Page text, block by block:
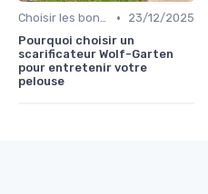
Choisir les bons outils •
23/12/2025
Pourquoi choisir un
scarificateur Wolf-Garten
pour entretenir votre
pelouse